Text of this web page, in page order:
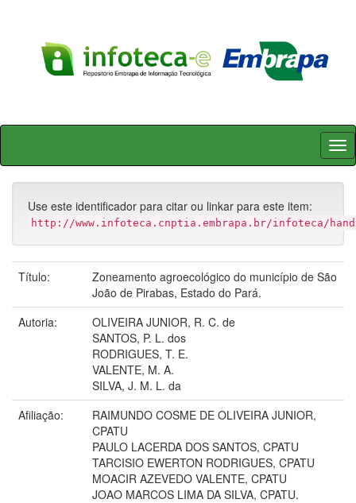
Skip
Use este identificador para citar ou linkar para este item:
http://www.infoteca.cnptia.embrapa.br/infoteca/
Título:
Zoneamento agroecológico do município de São
João de Pirabas, Estado do Pará.
Autoria:
OLIVEIRA JUNIOR, R. C. de
SANTOS, P. L. dos
RODRIGUES, T. E.
VALENTE, M. A.
SILVA, J. M. L. da
Afiliação:
RAIMUNDO COSME DE OLIVEIRA JUNIOR,
CPATU
PAULO LACERDA DOS SANTOS, CPATU
TARCISIO EWERTON RODRIGUES, CPATU
MOACIR AZEVEDO VALENTE, CPATU
JOAO MARCOS LIMA DA SILVA, CPATU.